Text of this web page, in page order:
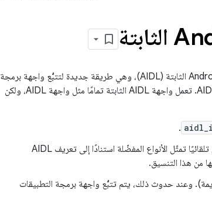
يوفّر نظام التشغيل Android 10 إمكانية استخدام لغة تعريف واجهة Android الثابتة (AIDL)، وهي طريقة جديدة لتتبُّع واجهة برمجة
التطبيقات (API) وواجهة التطبيق الثنائية (ABI) التي توفّرها واجهات AIDL. تعمل واجهة AIDL الثابتة تمامًا مثل واجهة AIDL، ولكن
.
يمكن أن تحتوي الواجهات على بيانات منظَّمة فقط. يتم إنشاء حزم تلقائيًا تمثّل الأنواع المفضّلة استنادًا إلى تعريف AIDL
من هذا التنسيق.
وعند حدوث ذلك، يتم تتبُّع واجهة برمجة التطبيقات